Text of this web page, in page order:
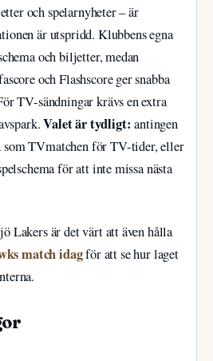
och spelarnyheter – är
är utspridd. Klubbens egna
och biljetter, medan
och Flashscore ger snabba
TV-sändningar krävs en extra
Valet är tydligt: antingen
som TVmatchen för TV-tider, eller
för att inte missa nästa
Lakers är det värt att även hålla
match idagför att se hur laget